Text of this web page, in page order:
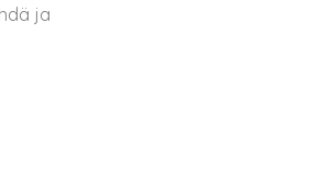
ja